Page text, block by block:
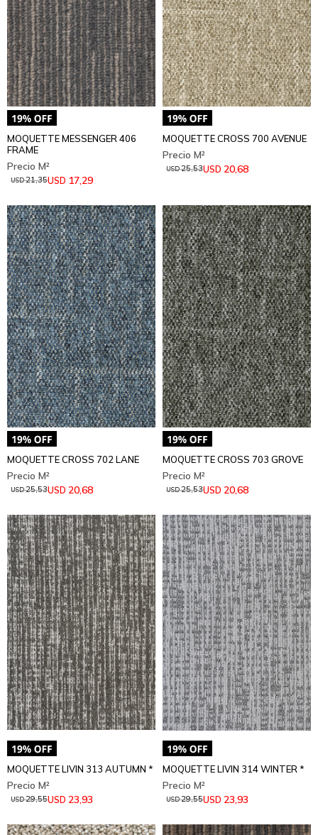
MOQUETTE MESSENGER 406
FRAME
USD 17,29
USD21,35
MOQUETTE CROSS 700 AVENUE
USD 20,68
USD25,53
MOQUETTE CROSS 702 LANE
USD 20,68
USD25,53
MOQUETTE CROSS 703 GROVE
USD 20,68
USD25,53
MOQUETTE LIVIN 313 AUTUMN *
USD 23,93
USD29,55
MOQUETTE LIVIN 314 WINTER *
USD 23,93
USD29,55